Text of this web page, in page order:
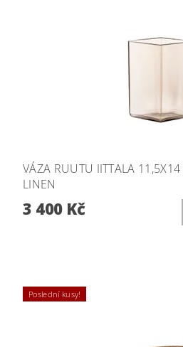
VÁZA RUUTU IITTALA
LINEN
3 400 Kč
Poslední kusy!